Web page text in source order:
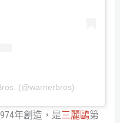
(@warnerbros)
年創造，是三麗鷗第